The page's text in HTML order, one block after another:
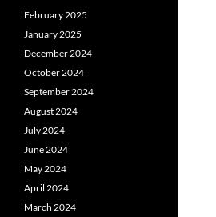
February 2025
January 2025
December 2024
October 2024
September 2024
August 2024
July 2024
June 2024
May 2024
April 2024
March 2024